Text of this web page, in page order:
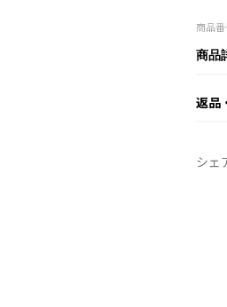
商品番
商品
返品
シェ